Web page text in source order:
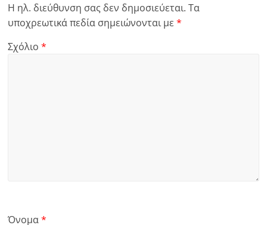
Η ηλ. διεύθυνση σας δεν δημοσιεύεται. Τα
υποχρεωτικά πεδία σημειώνονται με*
Σχόλιο*
Όνομα*